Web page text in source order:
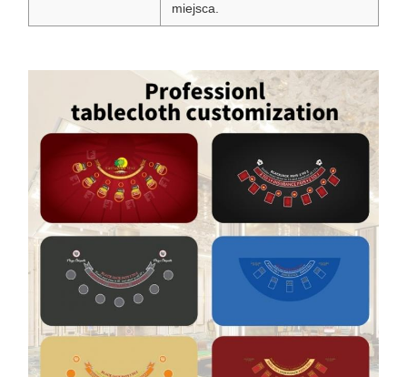
miejsca.